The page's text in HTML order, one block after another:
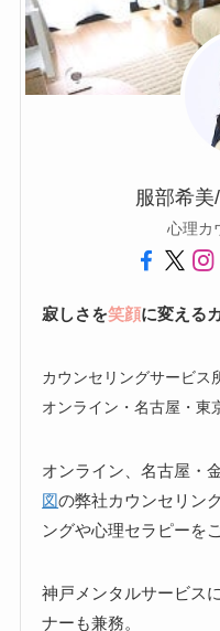
服部希
心理カ
寂しさを笑顔に変える
カウンセリングサービス
オンライン・名古屋・東
オンライン、名古屋・
図の弊社カウンセリン
ングや心理セラピーを
神戸メンタルサービス
ナーも兼務。